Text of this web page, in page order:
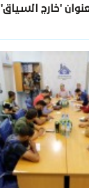
'خارج السياق'